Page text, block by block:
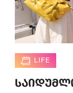
LIFE